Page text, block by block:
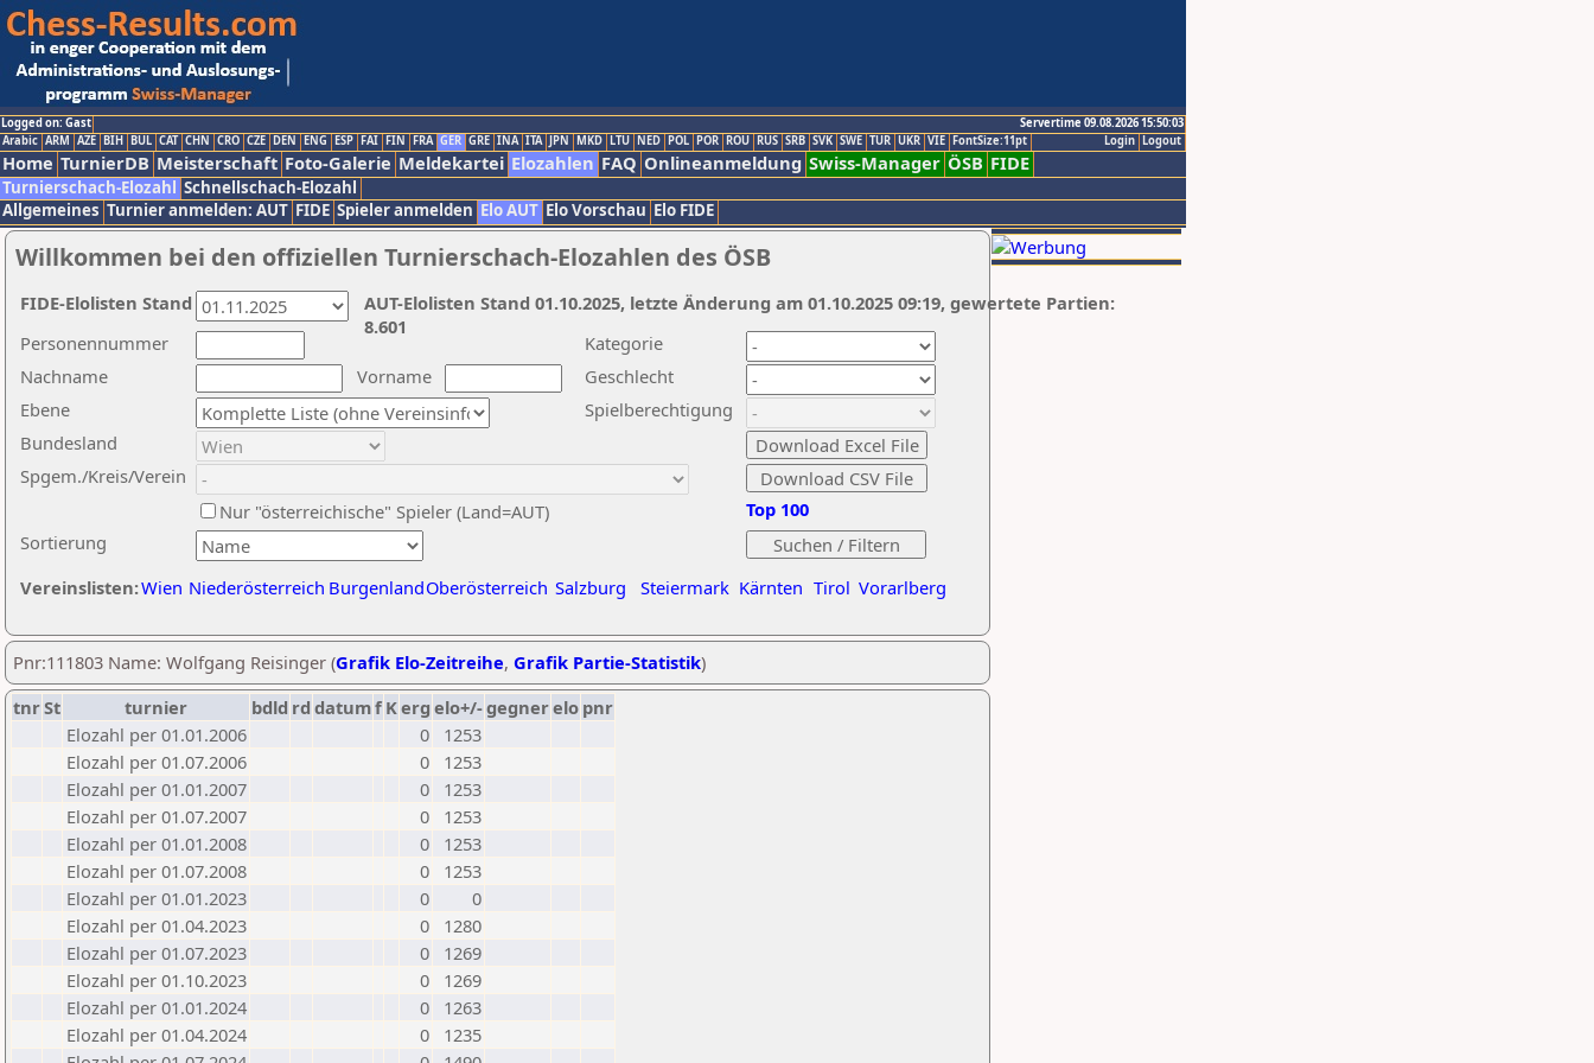
Logged on: Gast
Servertime 09.08.2026 15:50:03
Logout
Login
Arabic ARM AZE BIH BUL CAT CHN CRO CZE DEN ENG ESP FAI FIN FRA GER GRE INA ITA JPN MKD LTU NED POL POR ROU RUS SRB SVK SWE TUR UKR VIE FontSize:11pt
Home TurnierDB Meisterschaft Foto-Galerie Meldekartei Elozahlen FAQ Onlineanmeldung Swiss-Manager ÖSB FIDE
Turnierschach-Elozahl Schnellschach-Elozahl
Allgemeines Turnier anmelden: AUT FIDE Spieler anmelden Elo AUT Elo Vorschau Elo FIDE
Willkommen bei den offiziellen Turnierschach-Elozahlen des ÖSB
Nachname
Vorname
Ebene
Kategorie
Sortierung
Personennummer
Bundesland
Spgem./Kreis/Verein
Geschlecht
Nur "österreichische" Spieler (Land=AUT)
Spielberechtigung
Vereinslisten:Wien Niederösterreich BurgenlandOberösterreich Salzburg Steiermark Kärnten Tirol Vorarlberg
Top 100
AUT-Elolisten Stand 01.10.2025, letzte Änderung am 01.10.2025 09:19, gewertete Partien:
8.601
FIDE-Elolisten Stand
Pnr:111803 Name: Wolfgang Reisinger (Grafik Elo-Zeitreihe, Grafik Partie-Statistik)
tnrSt turnier bdld rd datumf Kerg elo+/-gegnerelo pnr
Elozahl per 01.01.2006
0
1253
Elozahl per 01.07.2006
0
1253
Elozahl per 01.01.2007
0
1253
Elozahl per 01.07.2007
0
1253
Elozahl per 01.01.2008
0
1253
Elozahl per 01.07.2008
0
1253
Elozahl per 01.01.2023
0
0
Elozahl per 01.04.2023
0
1280
Elozahl per 01.07.2023
0
1269
Elozahl per 01.10.2023
0
1269
Elozahl per 01.01.2024
0
1263
Elozahl per 01.04.2024
0
1235